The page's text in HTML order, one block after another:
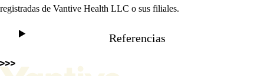
registradas de Vantive Health LLC o sus filiales.
Referencias